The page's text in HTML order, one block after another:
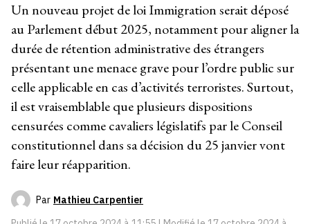
Un nouveau projet de loi Immigration serait déposé
au Parlement début 2025, notamment pour aligner la
durée de rétention administrative des étrangers
présentant une menace grave pour l’ordre public sur
celle applicable en cas d’activités terroristes. Surtout,
il est vraisemblable que plusieurs dispositions
censurées comme cavaliers législatifs par le Conseil
constitutionnel dans sa décision du 25 janvier vont
faire leur réapparition.
Par Mathieu Carpentier